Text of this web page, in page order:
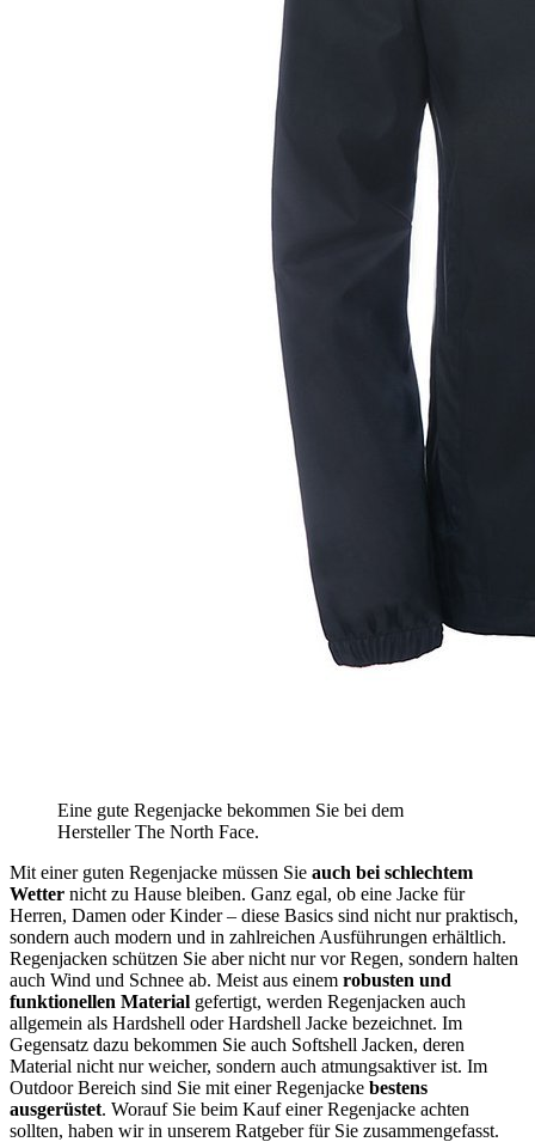
Eine gute Regenjacke bekommen Sie bei dem
Hersteller The North Face.
Mit einer guten Regenjacke müssen Sie auch bei schlechtem
Wetter nicht zu Hause bleiben. Ganz egal, ob eine Jacke für
Herren, Damen oder Kinder – diese Basics sind nicht nur praktisch,
sondern auch modern und in zahlreichen Ausführungen erhältlich.
Regenjacken schützen Sie aber nicht nur vor Regen, sondern halten
auch Wind und Schnee ab. Meist aus einem robusten und
funktionellen Material gefertigt, werden Regenjacken auch
allgemein als Hardshell oder Hardshell Jacke bezeichnet. Im
Gegensatz dazu bekommen Sie auch Softshell Jacken, deren
Material nicht nur weicher, sondern auch atmungsaktiver ist. Im
Outdoor Bereich sind Sie mit einer Regenjacke bestens
ausgerüstet. Worauf Sie beim Kauf einer Regenjacke achten
sollten, haben wir in unserem Ratgeber für Sie zusammengefasst.